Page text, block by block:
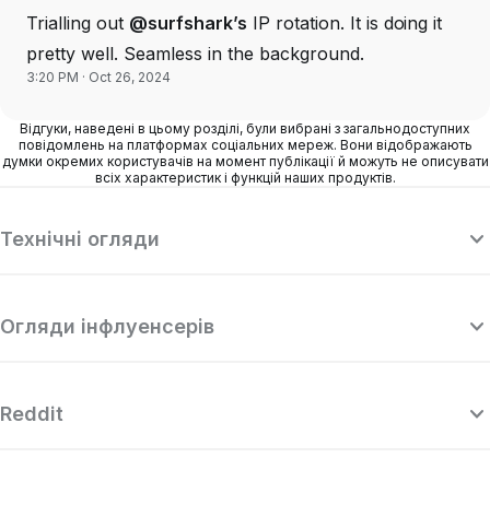
Trialling out @surfshark’s IP rotation. It is doing it
pretty well. Seamless in the background.
3:20 PM · Oct 26, 2024
Відгуки, наведені в цьому розділі, були вибрані з загальнодоступних
повідомлень на платформах соціальних мереж. Вони відображають
думки окремих користувачів на момент публікації й можуть не описувати
всіх характеристик і функцій наших продуктів.
Технічні огляди
“Surfshark — досконалий потужний
Огляди інфлуенсерів
Reddit